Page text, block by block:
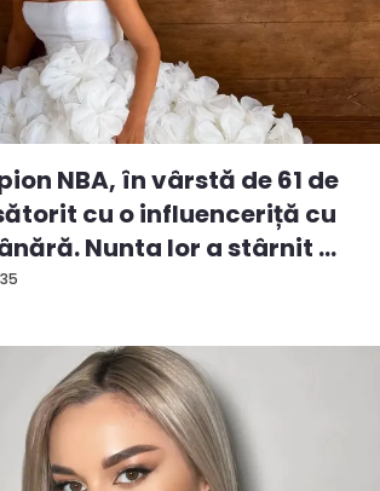
NBA, în vârstă de 61 de
cu o influenceriță cu
Nunta lor a stârnit ...